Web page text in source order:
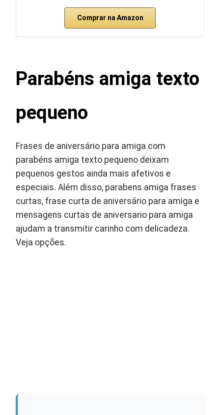
Comprar na Amazon
Parabéns amiga texto
pequeno
Frases de aniversário para amiga com
parabéns amiga texto pequeno deixam
pequenos gestos ainda mais afetivos e
especiais. Além disso, parabens amiga frases
curtas, frase curta de aniversário para amiga e
mensagens curtas de aniversario para amiga
ajudam a transmitir carinho com delicadeza.
Veja opções.